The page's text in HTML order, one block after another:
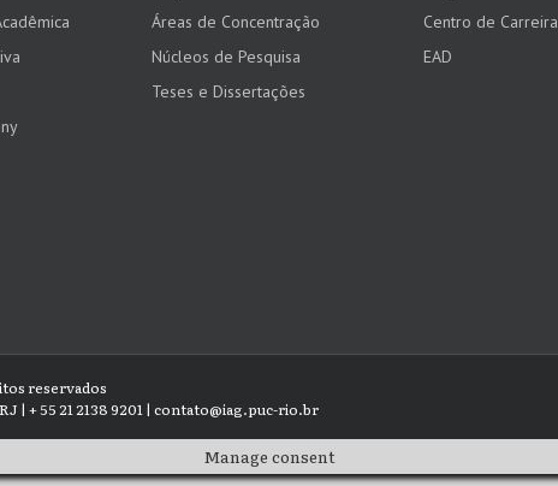
Áreas de Concentração
Núcleos de Pesquisa
Teses e Dissertações
Centro de Carreira
EAD
reservados
| + 55 21 2138 9201 | contato@iag.puc-rio.br
Manage consent